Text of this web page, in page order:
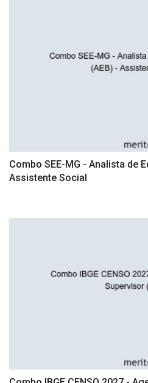
Combo SEE-MG - Analista de
Assistente Social